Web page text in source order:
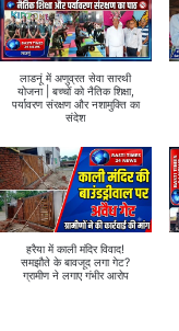
लाडनूं में अणुव्रत सेवा सारथी
योजना | बच्चों को नैतिक शिक्षा,
पर्यावरण संरक्षण और नशामुक्ति का
संदेश
हरैया में काली मंदिर विवाद!
समझौते के बावजूद लगा गेट?
ग्रामीण ने लगाए गंभीर आरोप